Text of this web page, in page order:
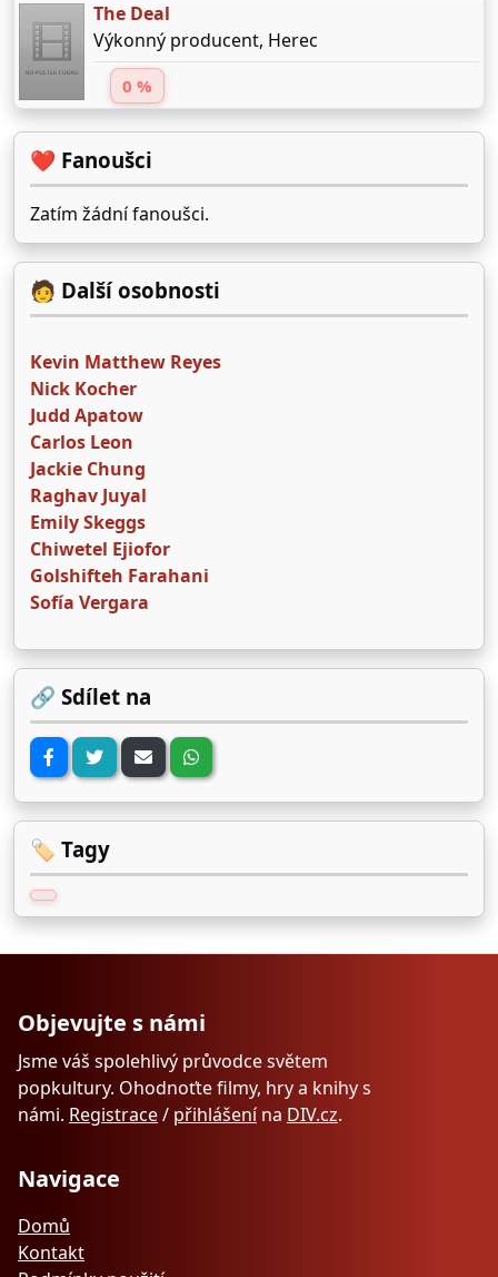
The Deal
Výkonný producent, Herec
0 %
❤️ Fanoušci
Zatím žádní fanoušci.
🧑 Další osobnosti
Kevin Matthew Reyes
Nick Kocher
Judd Apatow
Carlos Leon
Jackie Chung
Raghav Juyal
Emily Skeggs
Chiwetel Ejiofor
Golshifteh Farahani
Sofía Vergara
🔗 Sdílet na
🏷️ Tagy
Objevujte s námi
Jsme váš spolehlivý průvodce světem
popkultury. Ohodnoťte filmy, hry a knihy s
námi. Registrace/ přihlášenína DIV.cz.
Navigace
Domů
Kontakt